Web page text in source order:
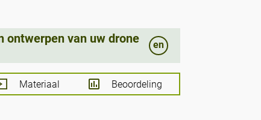
ontwerpen van uw drone
en
Materiaal Beoordeling